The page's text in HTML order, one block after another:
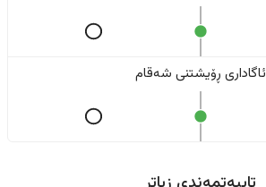
ئاگاداری ڕۆیشتنی شەقام